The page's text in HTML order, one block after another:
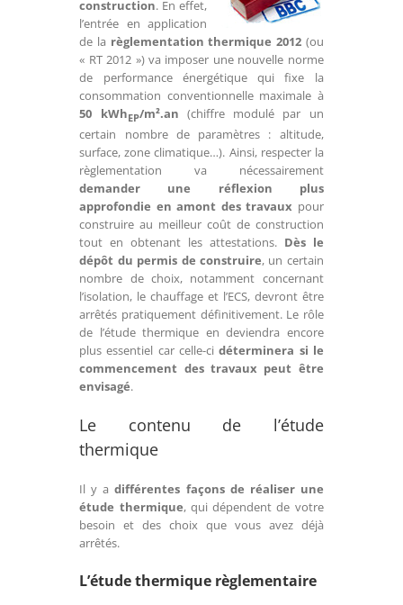
construction. En effet,
l’entrée en application
de la règlementation thermique 2012 (ou
« RT 2012 ») va imposer une nouvelle norme
de performance énergétique qui fixe la
consommation conventionnelle maximale à
50 kWhEP/m².an (chiffre modulé par un
certain nombre de paramètres : altitude,
surface, zone climatique…). Ainsi, respecter la
règlementation va nécessairement
demander une réflexion plus
approfondie en amont des travaux pour
construire au meilleur coût de construction
tout en obtenant les attestations. Dès le
dépôt du permis de construire, un certain
nombre de choix, notamment concernant
l’isolation, le chauffage et l’ECS, devront être
arrêtés pratiquement définitivement. Le rôle
de l’étude thermique en deviendra encore
plus essentiel car celle-cidéterminera si le
commencement des travaux peut être
envisagé.
Le contenu de l’étude
thermique
Il y adifférentes façons de réaliser une
étude thermique, qui dépendent de votre
besoin et des choix que vous avez déjà
arrêtés.
L’étude thermique règlementaire